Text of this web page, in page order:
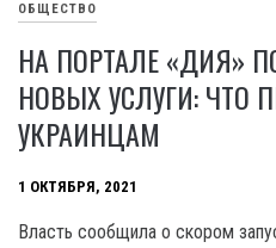
ОБЩЕСТВО
НА ПОРТАЛЕ «ДИЯ»
НОВЫХ УСЛУГИ: ЧТО
УКРАИНЦАМ
1 ОКТЯБРЯ, 2021
Власть сообщила о скором